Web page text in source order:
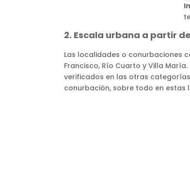
2. Escala urbana a partir
Las localidades o conurbaciones
Francisco, Río Cuarto y Villa
verificados en las otras
conurbación, sobre todo en estas